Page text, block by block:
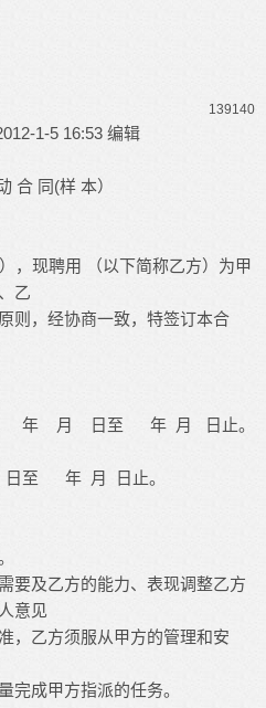
139140
1-5 16:53 编辑
合 同 (样 本）
，现聘用
（以下简称乙方）为甲
乙
则，经协商一致，特签订本合
年 月 日至 年 月
日止。
日至 年 月 日止。
要及乙方的能力、表现调整乙方
意见
，乙方须服从甲方的管理和安
完成甲方指派的任务。